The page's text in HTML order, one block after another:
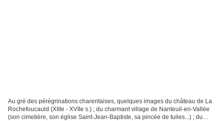
Au gré des pérégrinations charentaises, quelques images du château de La
Rochefoucauld (XIIIe - XVIIe s.) ; du charmant village de Nanteuil-en-Vallée
(son cimetière, son église Saint-Jean-Baptiste, sa pincée de tuiles...) ; du